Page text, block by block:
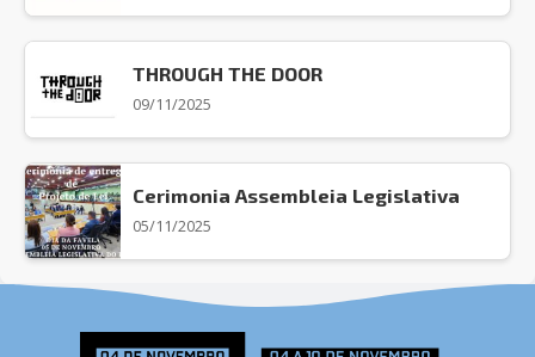
THROUGH THE DOOR
09/11/2025
Cerimonia Assembleia Legislativa
05/11/2025